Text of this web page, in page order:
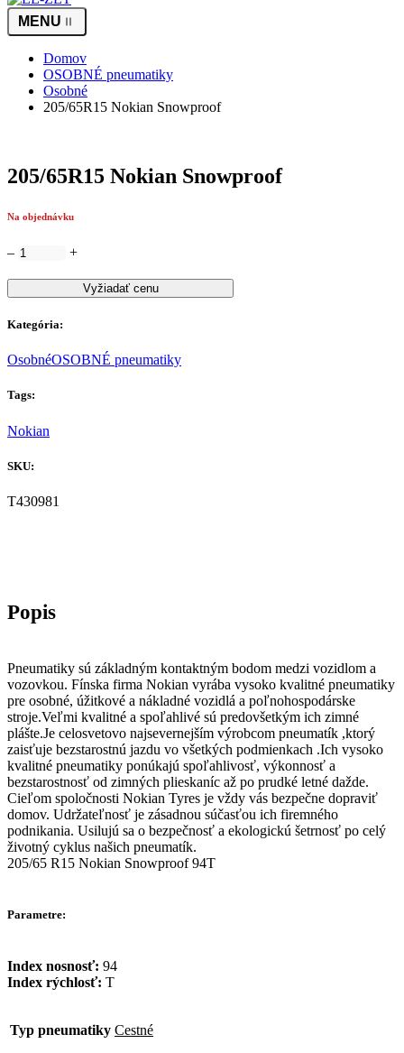
Domov
OSOBNÉ pneumatiky
Osobné
205/65R15 Nokian Snowproof
205/65R15 Nokian Snowproof
Na objednávku
– +
Vyžiadať cenu
Kategória:
OsobnéOSOBNÉ pneumatiky
Tags:
Nokian
SKU:
T430981
Pneumatiky sú základným kontaktným bodom medzi vozidlom a
vozovkou. Fínska firma Nokian vyrába vysoko kvalitné pneumatiky
pre osobné, úžitkové a nákladné vozidlá a poľnohospodárske
stroje.Veľmi kvalitné a spoľahlivé sú predovšetkým ich zimné
plášte.Je celosvetovo najsevernejším výrobcom pneumatík ,ktorý
zaisťuje bezstarostnú jazdu vo všetkých podmienkach .Ich vysoko
kvalitné pneumatiky ponúkajú spoľahlivosť, výkonnosť a
bezstarostnosť od zimných plieskaníc až po prudké letné dažde.
Cieľom spoločnosti Nokian Tyres je vždy vás bezpečne dopraviť
domov. Udržateľnosť je zásadnou súčasťou ich firemného
podnikania. Usilujú sa o bezpečnosť a ekologickú šetrnosť po celý
životný cyklus našich pneumatík.
205/65 R15 Nokian Snowproof 94T
Parametre:
Index nosnosť: 94
Index rýchlosť: T
Typ pneumatiky Cestné